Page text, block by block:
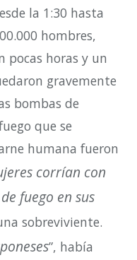
la 1:30 hasta
hombres,
pocas horas y un
gravemente
bombas de
que se
humana fueron
corrían con
fuego en sus
sobreviviente.
”, había